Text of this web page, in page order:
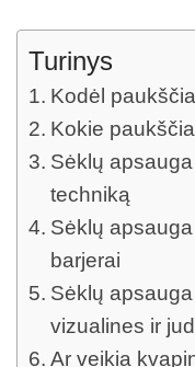
Turinys
Kodėl
Kokie
Sėklų
techniką
Sėklų
barjerai
Sėklų
vizualines ir
Ar veikia